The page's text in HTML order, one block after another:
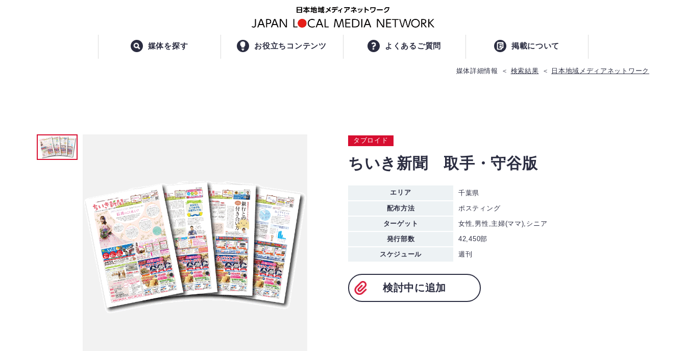
媒体を探す お役立ちコンテンツ よくあるご質問 掲載について
日本地域メディアネットワーク
検索結果
媒体詳細情報
タブロイド
ちいき新聞 取手・守谷版
エリア 千葉県
配布方法 ポスティング
ターゲット 女性,男性,主婦(ママ),シニア
発行部数 42,450部
スケジュール 週刊
検討中に追加